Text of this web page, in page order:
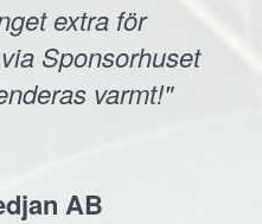
extra för
Sponsorhuset
varmt!"
AB